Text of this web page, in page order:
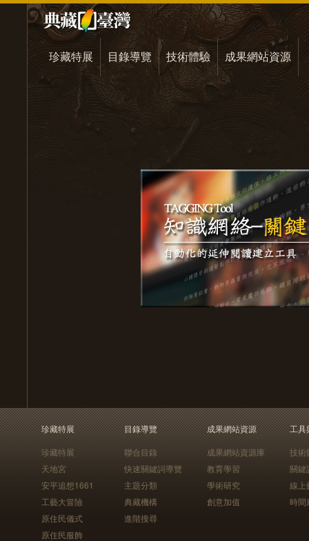
珍藏特展 目錄導覽 技術體驗 成果網站資源
珍藏特展
珍藏特展
天地宮
安平追想1661
工藝大冒險
原住民儀式
原住民服飾
目錄導覽
聯合目錄
快速關鍵詞導覽
主題分類
典藏機構
進階搜尋
成果網站資源
成果網站資源庫
教育學習
學術研究
創意加值
工具
技術
關鍵
線上
時間